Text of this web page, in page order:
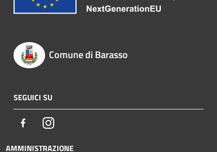
Comune di Barasso
SEGUICI SU
FacebookInstagram
AMMINISTRAZIONE